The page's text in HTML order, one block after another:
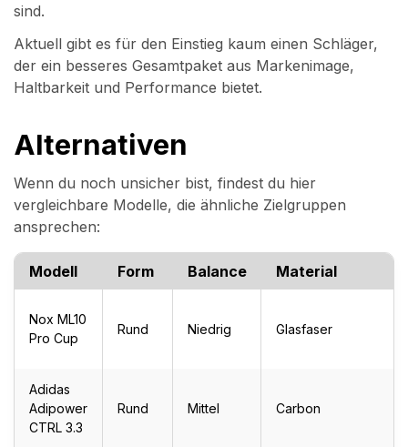
sind.
Aktuell gibt es für den Einstieg kaum einen Schläger,
der ein besseres Gesamtpaket aus Markenimage,
Haltbarkeit und Performance bietet.
Alternativen
Wenn du noch unsicher bist, findest du hier
vergleichbare Modelle, die ähnliche Zielgruppen
ansprechen:
Modell Form Balance Material
Nox ML10
Pro Cup
Rund Niedrig Glasfaser
Adidas
Adipower
CTRL 3.3
Rund Mittel Carbon